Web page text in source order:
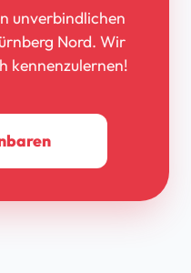
unverbindlichen
Nord. Wir
kennenzulernen!